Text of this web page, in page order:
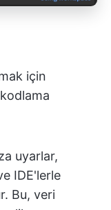
için
uyarlar,
IDE'lerle
Bu, veri